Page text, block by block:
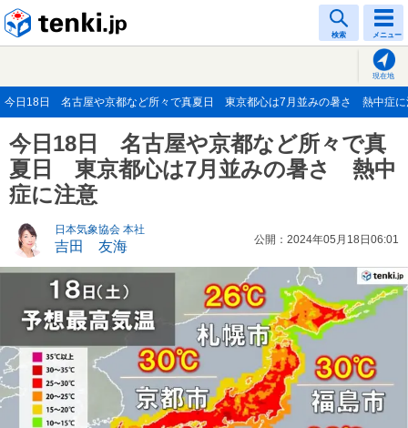
検索 メニュー
現在地
今日18日 名古屋や京都など所々で真夏日 東京都心は7月並みの暑さ 熱中症に
今日18日 名古屋や京都など所々で真
夏日 東京都心は7月並みの暑さ 熱中
症に注意
日本気象協会 本社
吉田 友海 公開：2024年05月18日06:01